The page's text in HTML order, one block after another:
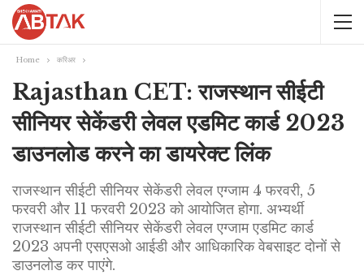
Home करिअर
Rajasthan CET: राजस्थान सीईटी
सीनियर सेकेंडरी लेवल एडमिट कार्ड 2023
डाउनलोड करने का डायरेक्ट लिंक
राजस्थान सीईटी सीनियर सेकेंडरी लेवल एग्जाम 4 फरवरी, 5
फरवरी और 11 फरवरी 2023 को आयोजित होगा. अभ्यर्थी
राजस्थान सीईटी सीनियर सेकेंडरी लेवल एग्जाम एडमिट कार्ड
2023 अपनी एसएसओ आईडी और आधिकारिक वेबसाइट दोनों से
डाउनलोड कर पाएंगे.